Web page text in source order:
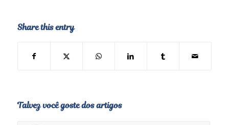
Share this entry
Talvez você goste dos artigos